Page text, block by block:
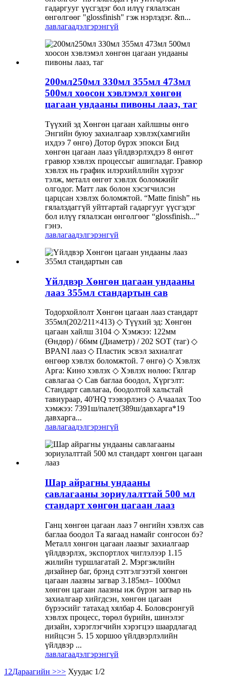
гадаргууг үүсгэдэг бол илүү гялалзсан
өнгөлгөөг "glossfinish" гэж нэрлэдэг. &n...
лавлагаадэлгэрэнгүй
200мл250мл 330мл 355мл 473мл
500мл хоосон хэвлэмэл хөнгөн
цагаан ундааны пивоны лааз, таг
Түүхий эд Хөнгөн цагаан хайлшны өнгө
Энгийн буюу захиалгаар хэвлэх(хамгийн
ихдээ 7 өнгө) Дотор бүрэх эпокси Бид
хөнгөн цагаан лааз үйлдвэрлэхдээ 8 өнгөт
гравюр хэвлэх процессыг ашигладаг. Гравюр
хэвлэх нь график илэрхийллийн хүрээг
тэлж, металл өнгөт хэвлэх боломжийг
олгодог. Матт лак болон хэсэгчилсэн
царцсан хэвлэх боломжтой. “Matte finish” нь
гялалздаггүй уйтгартай гадаргууг үүсгэдэг
бол илүү гялалзсан өнгөлгөөг “glossfinish...”
гэнэ.
лавлагаадэлгэрэнгүй
Үйлдвэр Хөнгөн цагаан ундааны
лааз 355мл стандартын сав
Тодорхойлолт Хөнгөн цагаан лааз стандарт
355мл(202/211×413) ◇ Түүхий эд: Хөнгөн
цагаан хайлш 3104 ◇ Хэмжээ: 122мм
(Өндөр) / 66мм (Диаметр) / 202 SOT (таг) ◇
BPANI лааз ◇ Пластик эсвэл захиалгат
өнгөөр ​​хэвлэх боломжтой. 7 өнгө) ◇ Хэвлэх
Арга: Кино хэвлэх ◇ Хэвлэх нөлөө: Гялгар
савлагаа ◇ Сав баглаа боодол, Хүргэлт:
Стандарт савлагаа, боодолтой хальстай
тавиураар, 40'HQ тээвэрлэнэ ◇ Ачаалах Тоо
хэмжээ: 7391ш/палет(389ш/давхарга*19
давхарга...
лавлагаадэлгэрэнгүй
Шар айрагны ундааны
савлагааны зориулалттай 500 мл
стандарт хөнгөн цагаан лааз
Ганц хөнгөн цагаан лааз 7 өнгийн хэвлэх сав
баглаа боодол Та яагаад намайг сонгосон бэ?
Металл хөнгөн цагаан лаазыг захиалгаар
үйлдвэрлэх, экспортлох чиглэлээр 1.15
жилийн туршлагатай 2. Мэргэжлийн
дизайнер баг, брэнд сэтгэлгээтэй хөнгөн
цагаан лаазны загвар 3.185мл– 1000мл
хөнгөн цагаан лаазны иж бүрэн загвар нь
захиалгаар хийгдсэн, хөнгөн цагаан
бүрээсийг татахад хялбар 4. Боловсронгуй
хэвлэх процесс, төрөл бүрийн, шинэлэг
дизайн, хэрэглэгчийн хэрэгцээ шаардлагад
нийцсэн 5. 15 хоршоо үйлдвэрлэлийн
үйлдвэр ...
лавлагаадэлгэрэнгүй
1 2Дараагийн >>> Хуудас 1/2